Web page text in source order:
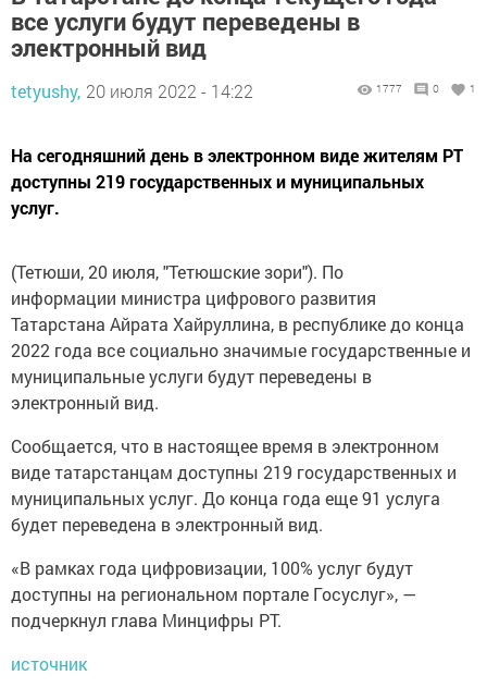
все услуги будут переведены в
электронный вид
tetyushy, 20 июля 2022 - 14:22 1777 0 1
На сегодняшний день в электронном виде жителям РТ
доступны 219 государственных и муниципальных
услуг.
(Тетюши, 20 июля, "Тетюшские зори"). По
информации министра цифрового развития
Татарстана Айрата Хайруллина, в республике до конца
2022 года все социально значимые государственные и
муниципальные услуги будут переведены в
электронный вид.
Сообщается, что в настоящее время в электронном
виде татарстанцам доступны 219 государственных и
муниципальных услуг. До конца года еще 91 услуга
будет переведена в электронный вид.
«В рамках года цифровизации, 100% услуг будут
доступны на региональном портале Госуслуг», —
подчеркнул глава Минцифры РТ.
источник